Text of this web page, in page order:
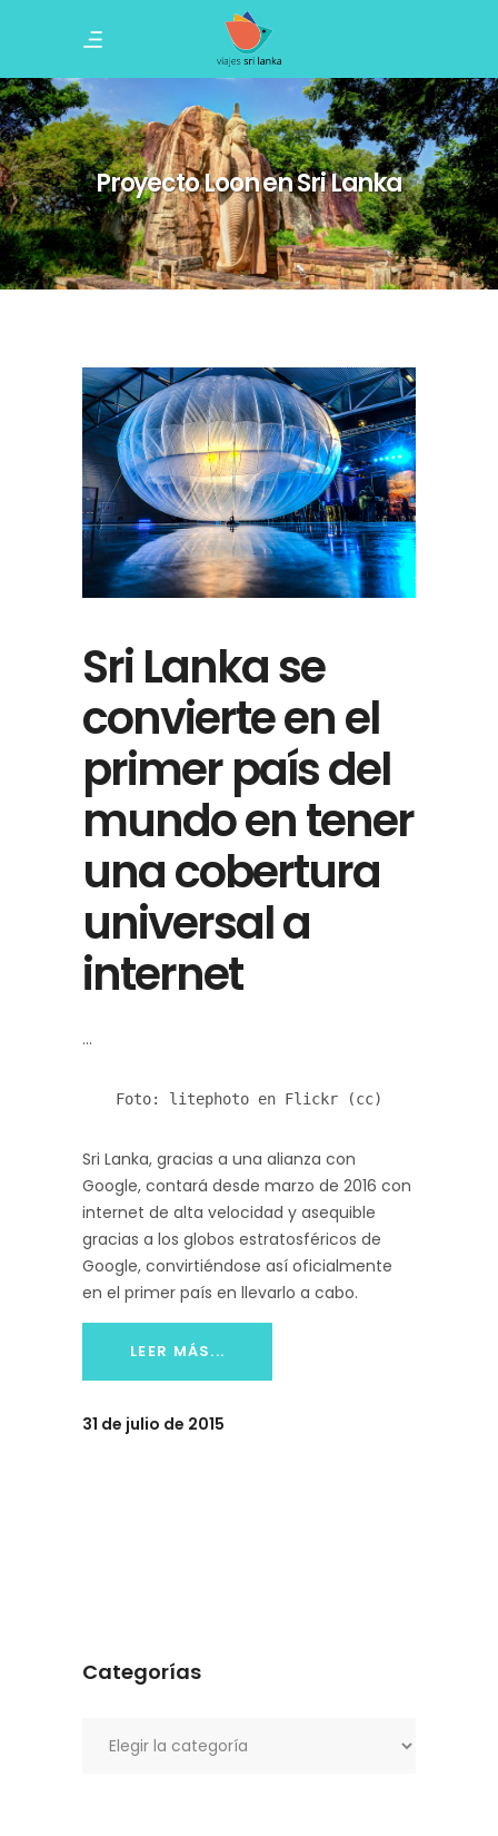
Proyecto Loon en Sri Lanka
Sri Lanka se
convierte en el
primer país del
mundo en tener
una cobertura
universal a
internet
Foto: litephoto en Flickr (cc)
Sri Lanka, gracias a una alianza con
Google, contará desde marzo de 2016 con
internet de alta velocidad y asequible
gracias a los globos estratosféricos de
Google, convirtiéndose así oficialmente
en el primer país en llevarlo a cabo.
LEER MÁS...
31 de julio de 2015
Categorías